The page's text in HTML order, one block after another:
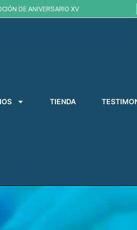
DE ANIVERSARIO XV
TIENDA